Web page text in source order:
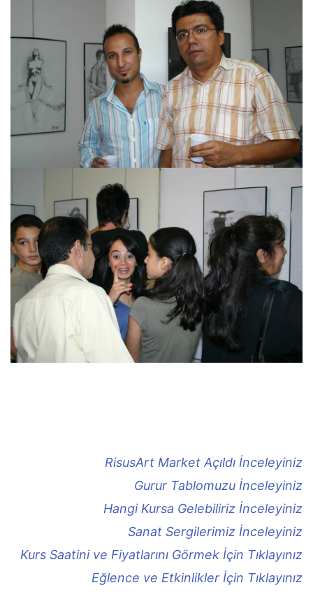
RisusArt Market Açıldı İnceleyiniz
Gurur Tablomuzu İnceleyiniz
Hangi Kursa Gelebiliriz İnceleyiniz
Sanat Sergilerimiz İnceleyiniz
Kurs Saatini ve Fiyatlarını Görmek İçin Tıklayınız
Eğlence ve Etkinlikler İçin Tıklayınız